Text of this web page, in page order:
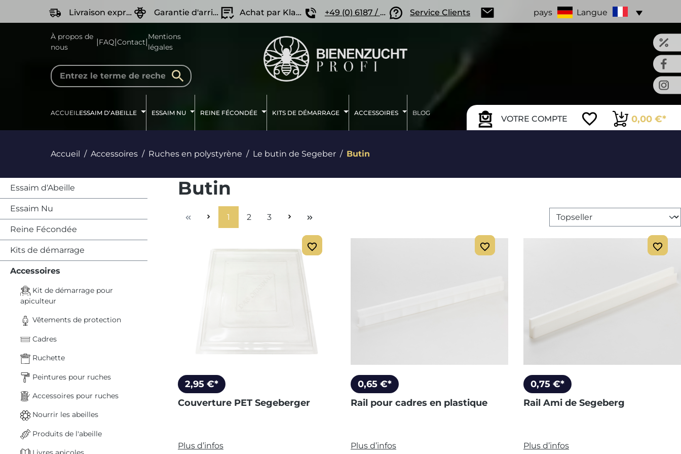
Passer à la navigation principale
Livraison express Garantie d'arrivée Vivante Achat par Klarna +49 (0) 6187 / 207 57 86 Service Clients pays Langue
À propos de
nous
|FAQ|Contact|
Mentions
légales
VOTRE COMPTE 0,00 €*
ACCUEILESSAIM D‘ABEILLE ESSAIM NU REINE FÉCONDÉE KITS DE DÉMARRAGE ACCESSOIRES BLOG
Accueil Accessoires Ruches en polystyrène Le butin de Segeber Butin
Essaim d‘Abeille
Essaim Nu
Reine Fécondée
Kits de démarrage
Accessoires
Kit de démarrage pour
apiculteur
Vêtements de protection
Cadres
Ruchette
Peintures pour ruches
Accessoires pour ruches
Nourrir les abeilles
Produits de l'abeille
Butin
Page
1 Page
2 Page
3
2,95 €*
Couverture PET Segeberger
Plus d’infos
0,65 €*
Rail pour cadres en plastique
Plus d’infos
0,75 €*
Rail Ami de Segeberg
Plus d’infos